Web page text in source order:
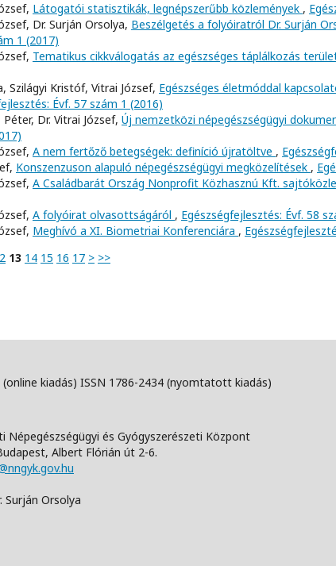
Látogatói statisztikák, legnépszerűbb közlemények ,
Dr. Surján Orsolya, Beszélgetés a folyóiratról Dr. Surján
1 (2017)
Tematikus cikkválogatás az egészséges táplálkozás
Szilágyi Kristóf, Vitrai József, Egészséges életmóddal
Évf. 57 szám 1 (2016)
Dr. Vitrai József, Új nemzetközi népegészségügyi
A nem fertőző betegségek: definíció újratöltve ,
Konszenzuson alapuló népegészségügyi megközelítések ,
A Családbarát Ország Nonprofit Közhasznú Kft.
A folyóirat olvasottságáról , Egészségfejlesztés: Évf. 58
Meghívó a XI. Biometriai Konferenciára ,
13 14 15 16 17 > >>
(online kiadás) ISSN 1786-2434 (nyomtatott kiadás)
Népegészségügyi és Gyógyszerészeti Központ
Albert Flórián út 2-6.
Surján Orsolya